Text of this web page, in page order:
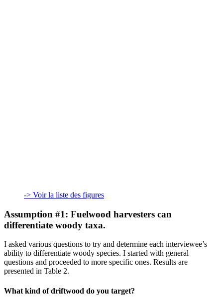
-> Voir la liste des figures
Assumption #1: Fuelwood harvesters can
differentiate woody taxa.
I asked various questions to try and determine each interviewee’s
ability to differentiate woody species. I started with general
questions and proceeded to more specific ones. Results are
presented in Table 2.
What kind of driftwood do you target?